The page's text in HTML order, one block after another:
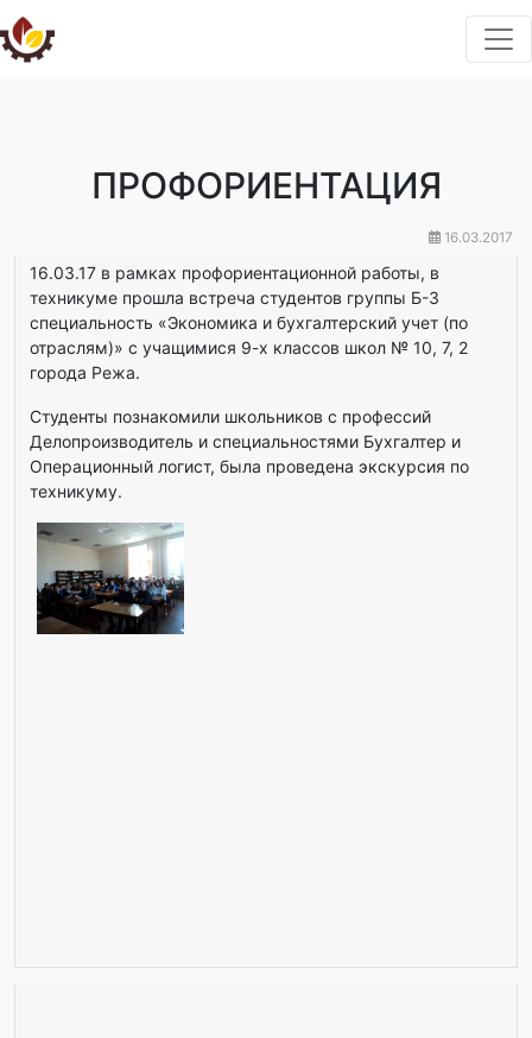
ПРОФОРИЕНТАЦИЯ
16.03.2017
16.03.17 в рамках профориентационной работы, в
техникуме прошла встреча студентов группы Б-3
специальность «Экономика и бухгалтерский учет (по
отраслям)» с учащимися 9-х классов школ № 10, 7, 2
города Режа.
Студенты познакомили школьников с профессий
Делопроизводитель и специальностями Бухгалтер и
Операционный логист, была проведена экскурсия по
техникуму.